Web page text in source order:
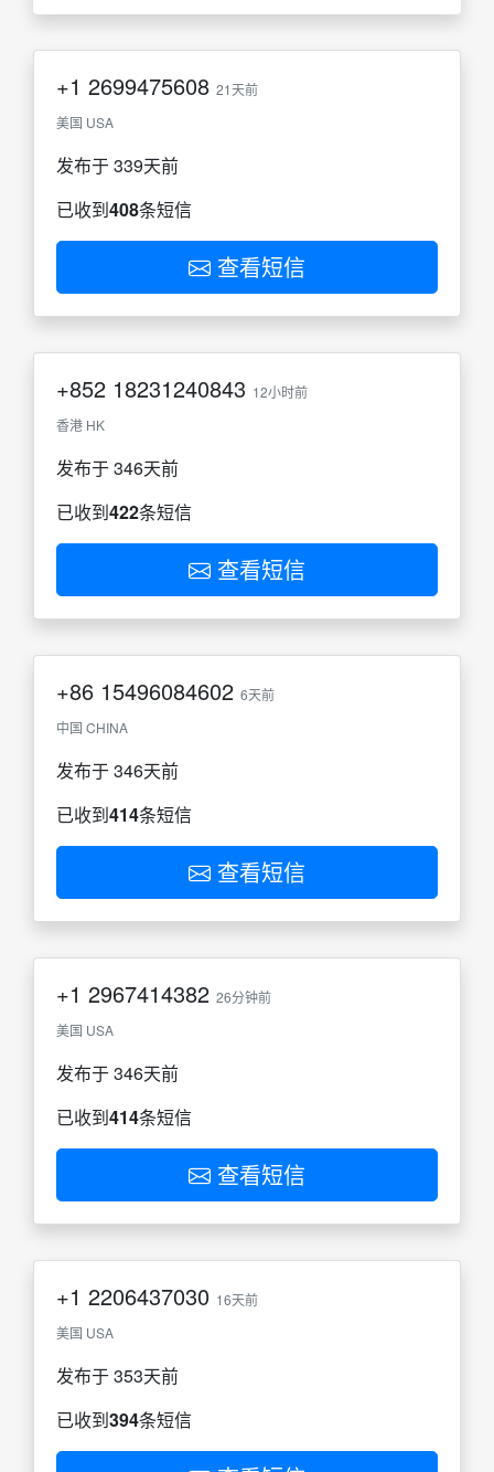
+1 2699475608 21天前
美国 USA
发布于 339天前
已收到408条短信
查看短信
+852 18231240843 12小时前
香港 HK
发布于 346天前
已收到422条短信
查看短信
+86 15496084602 6天前
中国 CHINA
发布于 346天前
已收到414条短信
查看短信
+1 2967414382 26分钟前
美国 USA
发布于 346天前
已收到414条短信
查看短信
+1 2206437030 16天前
美国 USA
发布于 353天前
已收到394条短信